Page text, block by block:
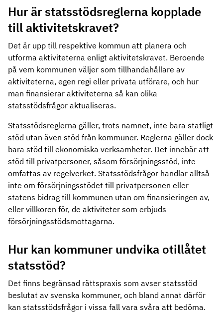
Hur är statsstödsreglerna kopplade
till aktivitetskravet?
Det är upp till respektive kommun att planera och
utforma aktiviteterna enligt aktivitetskravet. Beroende
på vem kommunen väljer som tillhandahållare av
aktiviteterna, egen regi eller privata utförare, och hur
man finansierar aktiviteterna så kan olika
statsstödsfrågor aktualiseras.
Statsstödsreglerna gäller, trots namnet, inte bara statligt
stöd utan även stöd från kommuner. Reglerna gäller dock
bara stöd till ekonomiska verksamheter. Det innebär att
stöd till privatpersoner, såsom försörjningsstöd, inte
omfattas av regelverket. Statsstödsfrågor handlar alltså
inte om försörjningsstödet till privatpersonen eller
statens bidrag till kommunen utan om finansieringen av,
eller villkoren för, de aktiviteter som erbjuds
försörjningsstödsmottagarna.
Hur kan kommuner undvika otillåtet
statsstöd?
Det finns begränsad rättspraxis som avser statsstöd
beslutat av svenska kommuner, och bland annat därför
kan statsstödsfrågor i vissa fall vara svåra att bedöma.